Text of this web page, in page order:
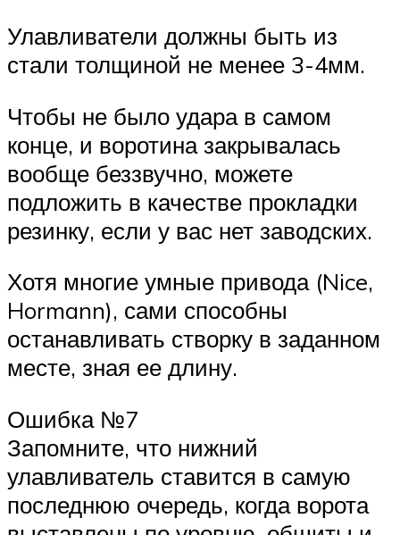
Улавливатели должны быть из
стали толщиной не менее 3-4мм.
Чтобы не было удара в самом
конце, и воротина закрывалась
вообще беззвучно, можете
подложить в качестве прокладки
резинку, если у вас нет заводских.
Хотя многие умные привода (Nice,
Hormann), сами способны
останавливать створку в заданном
месте, зная ее длину.
Ошибка №7
Запомните, что нижний
улавливатель ставится в самую
последнюю очередь, когда ворота